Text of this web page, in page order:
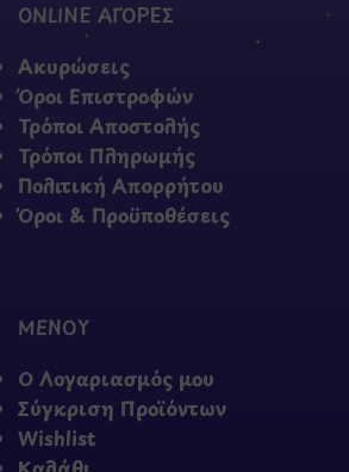
ONLINE ΑΓΟΡΕΣ
Ακυρώσεις
Όροι Επιστροφών
Τρόποι Αποστολής
Τρόποι Πληρωμής
Πολιτική Απορρήτου
Όροι & Προϋποθέσεις
ΜΕΝΟΥ
Ο Λογαριασμός μου
Σύγκριση Προϊόντων
Wishlist